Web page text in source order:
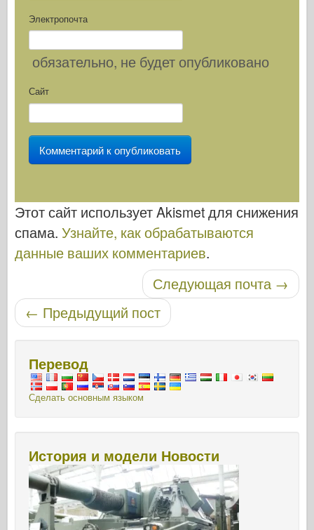
Электропочта
обязательно, не будет опубликовано
Сайт
Этот сайт использует Akismet для снижения
спама. Узнайте, как обрабатываются
данные ваших комментариев.
Навигация по записямСледующая почта →
← Предыдущий пост
Перевод
Сделать основным языком
История и модели Новости